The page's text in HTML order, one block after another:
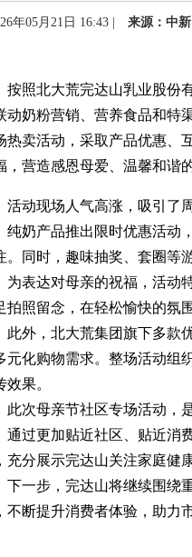
年05月21日 16:43 | 来源：中
北大荒完达山乳业股份有
动奶粉营销、营养食品和特
热卖活动，采取产品优惠、
，营造感恩母爱、温馨和谐
现场人气高涨，吸引了周
纯奶产品推出限时优惠活动
。同时，趣味抽奖、套圈等
达对母亲的祝福，活动特
拍照留念，在轻松愉快的氛
，北大荒集团旗下多款优
元化购物需求。整场活动组
效果。
母亲节社区专场活动，是
通过更加贴近社区、贴近消
充分展示完达山关注家庭健
步，完达山将继续围绕重
不断提升消费者体验，助力